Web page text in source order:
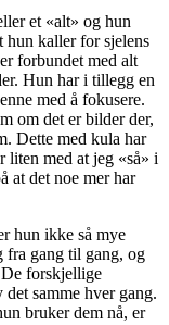
et «alt» og hun
hun kaller for sjelens
forbundet med alt
Hun har i tillegg en
med å fokusere.
om det er bilder der,
Dette med kula har
liten med at jeg «så» i
at det noe mer har
hun ikke så mye
fra gang til gang, og
forskjellige
samme hver gang.
bruker dem nå, er